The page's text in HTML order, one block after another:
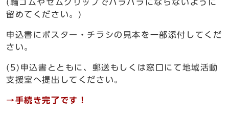
(輪ゴムやゼムクリップでバラバラにならないように
留めてください。)
申込書にポスター・チラシの見本を一部添付してくだ
さい。
(5)申込書とともに、郵送もしくは窓口にて地域活動
支援室へ提出してください。
→手続き完了です！